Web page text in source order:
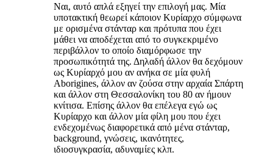
Ναι, αυτό απλά εξηγεί την επιλογή μας. Μία
υποτακτική θεωρεί κάποιον Κυρίαρχο σύμφωνα
με ορισμένα στάνταρ και πρότυπα που έχει
μάθει να αποδέχεται από το συγκεκριμένο
περιβάλλον το οποίο διαμόρφωσε την
προσωπικότητά της. Δηλαδή άλλον θα δεχόμουν
ως Κυρίαρχό μου αν ανήκα σε μία φυλή
Aborigines, άλλον αν ζούσα στην αρχαία Σπάρτη
και άλλον στη Θεσσαλονίκη του 80 αν ήμουν
κνίτισα. Επίσης άλλον θα επέλεγα εγώ ως
Κυρίαρχο και άλλον μία φίλη μου που έχει
ενδεχομένως διαφορετικά από μένα στάνταρ,
background, γνώσεις, ικανότητες,
ιδιοσυγκρασία, αδυναμίες κλπ.